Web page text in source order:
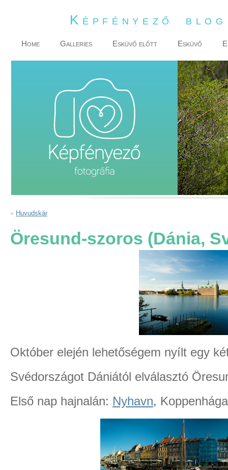
Képfényező
Home Galleries Esküvő előtt Esküvő
« Huvudskär
Öresund-szoros (Dánia,
Október elején lehetőségem nyílt egy
Svédországot Dániától elválasztó
Első nap hajnalán: Nyhavn,